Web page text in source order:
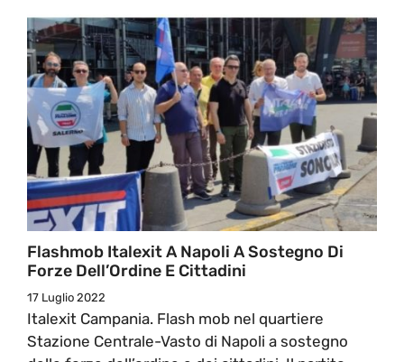
Flashmob Italexit A Napoli A Sostegno Di
Forze Dell’Ordine E Cittadini
17 Luglio 2022
Italexit Campania. Flash mob nel quartiere
Stazione Centrale-Vasto di Napoli a sostegno